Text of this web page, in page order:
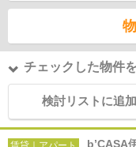
チェックした物件
検討リストに追加
b’CASA